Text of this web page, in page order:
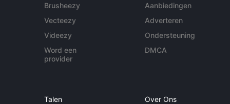
Brusheezy
Vecteezy
Videezy
Word een
provider
Aanbiedingen
Adverteren
Ondersteuning
DMCA
Talen Over Ons